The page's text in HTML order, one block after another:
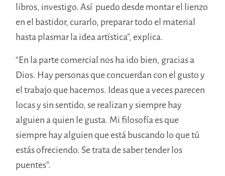
libros, investigo. Así puedo desde montar el lienzo
en el bastidor, curarlo, preparar todo el material
hasta plasmar la idea artística”, explica.
“En la parte comercial nos ha ido bien, gracias a
Dios. Hay personas que concuerdan con el gusto y
el trabajo que hacemos. Ideas que a veces parecen
locas y sin sentido, se realizan y siempre hay
alguien a quien le gusta. Mi filosofía es que
siempre hay alguien que está buscando lo que tú
estás ofreciendo. Se trata de saber tender los
puentes”.